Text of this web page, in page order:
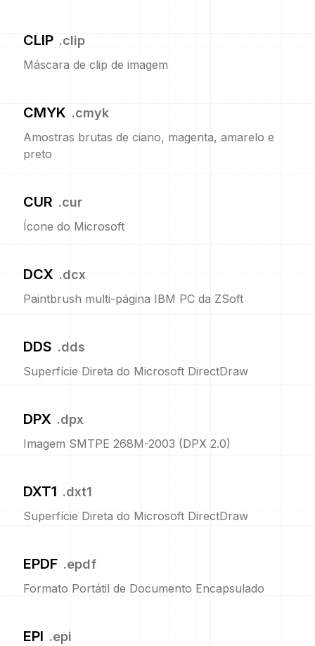
CLIP .clip
Máscara de clip de imagem
CMYK .cmyk
Amostras brutas de ciano, magenta, amarelo e
preto
CUR .cur
Ícone do Microsoft
DCX .dcx
Paintbrush multi-página IBM PC da ZSoft
DDS .dds
Superfície Direta do Microsoft DirectDraw
DPX .dpx
Imagem SMTPE 268M-2003 (DPX 2.0)
DXT1 .dxt1
Superfície Direta do Microsoft DirectDraw
EPDF .epdf
Formato Portátil de Documento Encapsulado
EPI .epi